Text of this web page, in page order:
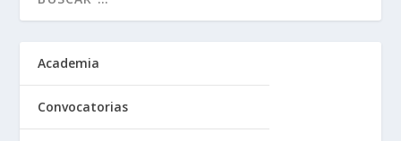
Academia
Convocatorias